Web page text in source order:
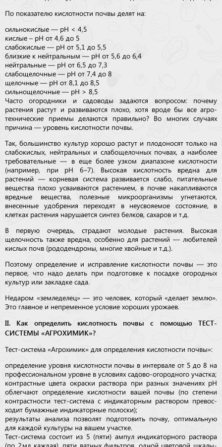
По показателю кислотности почвы делят на:
сильнокислые — pH < 4,5
кислые – pH от 4,6 до 5
слабокислые — pH от 5,1 до 5,5
близкие к нейтральным — pH от 5,6 до 6,4
нейтральные — pH от 6,5 до 7,3
слабощелочные — pH от 7,4 до 8
щелочные — pH от 8,1 до 8,5
сильнощелочные — pH > 8,5
Часто огородники и садоводы задаются вопросом: почему
растения растут и развиваются плохо, хотя вроде бы все агро­
технические приемы делаются правильно? Во многих случаях
причина — уровень кислотности почвы.
Так, большинство культур хорошо растут и плодоносят только на
слабокислых, нейтральных и слабощелочных почвах, а наиболее
требовательные — в еще более узком диапазоне кислотности
(например, при pH 6–7). Высокая кислотность вред­на для
растений — корневая система развивается слабо, пи­та­тельные
вещества плохо усваиваются растением, в поч­ве накапливаются
вредные вещества, полезные микро­ор­га­низмы угнетаются,
внесенные удобрения переходят в неус­вояемое состояние, в
клетках растения нарушается синтез белков, сахаров и т.д.
В первую очередь, страдают молодые растения. Высокая
щелочность также вредна, особенно для растений — любителей
кислых почв (рододендроны, многие хвойные и т.д.).
Поэтому определение и исправление кислотности почвы — это
первое, что надо делать при подготовке к посадке огородных
культур или закладке сада.
Недаром «земледелец» — это человек, который «делает землю».
Это главное и непременное условие хороших урожаев.
II. Как определить кислотность почвы с по­мощью ТЕСТ-
СИСТЕМЫ «АГРОХИМИК»?
Тест-система «Агрохимик» для определения кислотности почвы»:
определение уровня кислотности почвы в интервале от 5 до 8 на
профессиональном уровне в условиях садово-огородного участка;
контрастные цвета окраски раствора при разных значениях pH
облегчают определение кислотности вашей почвы (по степени
контрастности тест-система с индикаторным раствором пре­вос­
ходит бумажные индикаторные полоски);
результаты анализа позволят подготовить почву, оптимальную
для каждой культуры на вашем участке.
Тест-система состоит из 5 (пяти) ампул индикаторного раст­вора
(по 2 мл каждая), пяти ватных фильтров, одной цветовой шкалы-